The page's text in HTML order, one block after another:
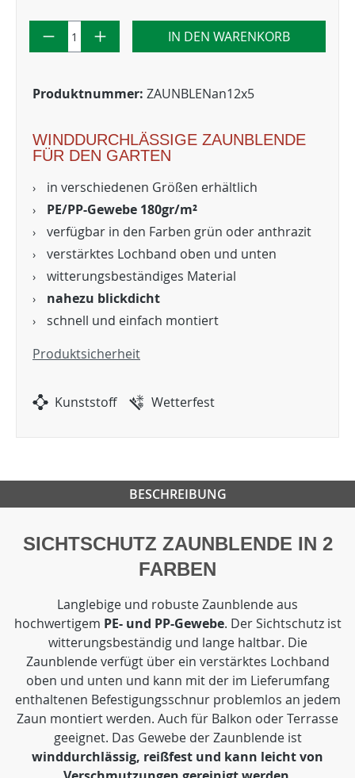
IN DEN WARENKORB
Produktnummer: ZAUNBLENan12x5
WINDDURCHLÄSSIGE ZAUNBLENDE
FÜR DEN GARTEN
in verschiedenen Größen erhältlich
PE/PP-Gewebe 180gr/m²
verfügbar in den Farben grün oder anthrazit
verstärktes Lochband oben und unten
witterungsbeständiges Material
nahezu blickdicht
schnell und einfach montiert
Produktsicherheit
Kunststoff Wetterfest
BESCHREIBUNG
SICHTSCHUTZ ZAUNBLENDE IN 2
FARBEN
Langlebige und robuste Zaunblende aus
hochwertigem PE- und PP-Gewebe. Der Sichtschutz ist
witterungsbeständig und lange haltbar. Die
Zaunblende verfügt über ein verstärktes Lochband
oben und unten und kann mit der im Lieferumfang
enthaltenen Befestigungsschnur problemlos an jedem
Zaun montiert werden. Auch für Balkon oder Terrasse
geeignet. Das Gewebe der Zaunblende ist
winddurchlässig, reißfest und kann leicht von